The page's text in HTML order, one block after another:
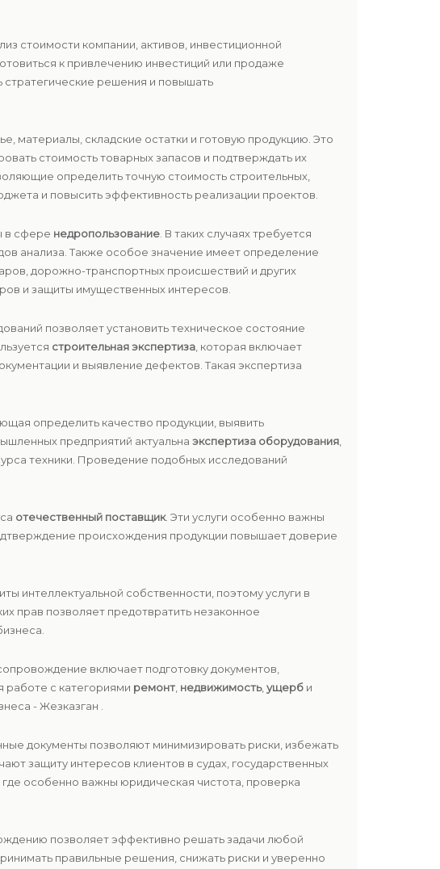
стоимости компании, активов, инвестиционной
к привлечению инвестиций или продаже
стратегические решения и повышать
материалы, складские остатки и готовую продукцию. Это
стоимость товарных запасов и подтверждать их
определить точную стоимость строительных,
и повысить эффективность реализации проектов.
в сфере недропользование . В таких случаях требуется
анализа. Также особое значение имеет определение
дорожно-транспортных происшествий и других
и защиты имущественных интересов.
позволяет установить техническое состояние
строительная экспертиза , которая включает
и выявление дефектов. Такая экспертиза
определить качество продукции, выявить
предприятий актуальна экспертиза оборудования
техники. Проведение подобных исследований
отечественный поставщик. Эти услуги особенно важны
происхождения продукции повышает доверие
интеллектуальной собственности, поэтому услуги в
прав позволяет предотвратить незаконное
включает подготовку документов,
работе с категориями ремонт недвижимость, ущерб и
- Жезказган .
документы позволяют минимизировать риски, избежать
защиту интересов клиентов в судах, государственных
, где особенно важны юридическая чистота, проверка
позволяет эффективно решать задачи любой
правильные решения, снижать риски и уверенно